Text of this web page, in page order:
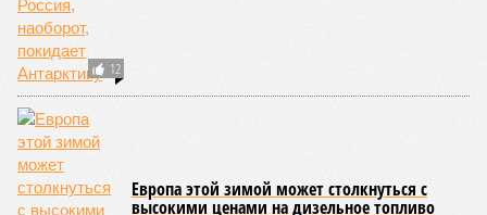
бюджет республики от затрат на её восстановление и
содержание. Дивиденды акционеру никогда не
выплачивались, вся прибыль шла на развитие железной
дороги», – добавил Белозёров.
И в самом деле. Российская сторона поставляла Армении
вагоны, по первому чиху ремонтировала пути, в том числе
повреждённые стихией, выплатила в казну закавказской
республики 15 млрд рублей налогов, пускала прибыль на